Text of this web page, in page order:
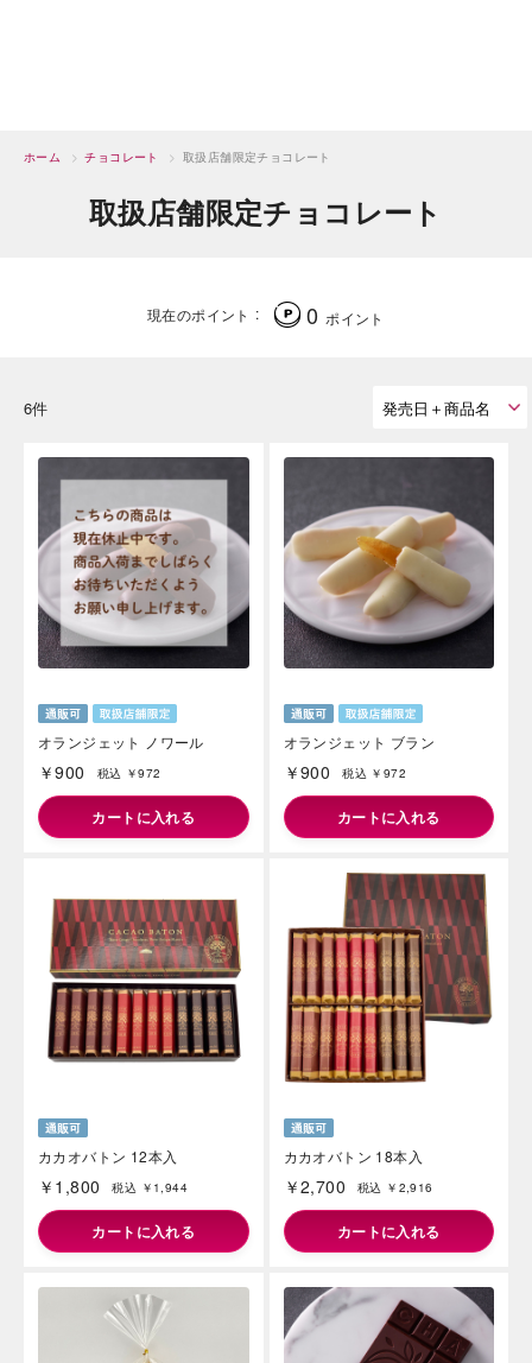
ホーム > チョコレート > 取扱店舗限定チョコレート
取扱店舗限定チョコレート
現在のポイント 0 ポイント
6件
オランジェット ノワール
￥900 税込 ￥972
カートに入れる
オランジェット ブラン
￥900 税込 ￥972
カートに入れる
カカオバトン 12本入
￥1,800 税込 ￥1,944
カートに入れる
カカオバトン 18本入
￥2,700 税込 ￥2,916
カートに入れる